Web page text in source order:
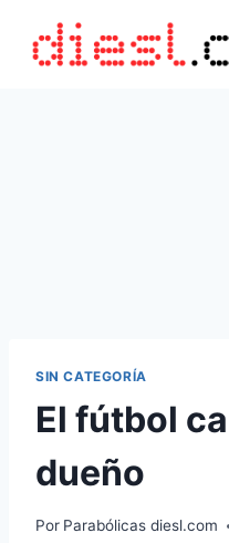
contenido
SIN CATEGORÍA
El fútbol
dueño
Por Parabólicas diesl.com